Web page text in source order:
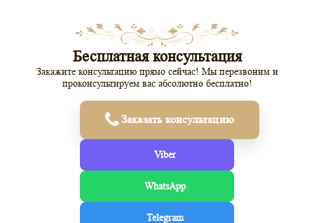
Бесплатная консультация
Закажите консультацию прямо сейчас! Мы перезвоним и
проконсультируем вас абсолютно бесплатно!
Заказать консультацию
Viber
WhatsApp
Telegram